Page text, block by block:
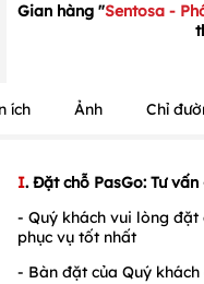
Gian hàng "Sentosa -
ích Ảnh Chỉ
I. Đặt chỗ PasGo: Tư vấn
- Quý khách vui lòng
phục vụ tốt nhất
- Bàn đặt của Quý